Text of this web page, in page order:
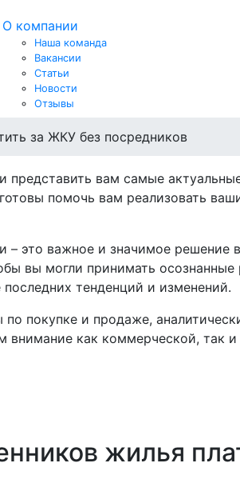
О компании
Наша команда
Вакансии
Статьи
Новости
Отзывы
за ЖКУ без посредников
вам самые
помочь вам реализовать
– это важное и значимое решение
вы могли принимать
тенденций и изменений.
покупке и продаже,
как коммерческой, так
жилья